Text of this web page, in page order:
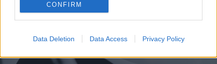
CONFIRM
Data Deletion Data Access Privacy Policy
Η εορτή της Μεταμόρφωσης στον Ψαθόπυργο ΦΩΤΟ